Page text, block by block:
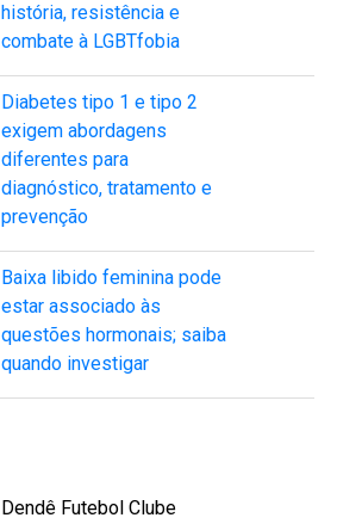
história, resistência e
combate à LGBTfobia
Diabetes tipo 1 e tipo 2
exigem abordagens
diferentes para
diagnóstico, tratamento e
prevenção
Baixa libido feminina pode
estar associado às
questões hormonais; saiba
quando investigar
Dendê Futebol Clube